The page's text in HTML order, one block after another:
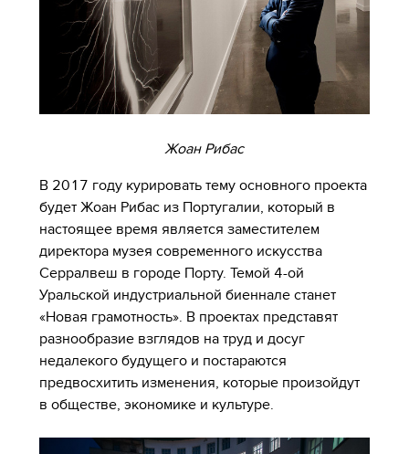
Жоан Рибас
В 2017 году курировать тему основного проекта
будет Жоан Рибас из Португалии, который в
настоящее время является заместителем
директора музея современного искусства
Серралвеш в городе Порту. Темой 4-ой
Уральской индустриальной биеннале станет
«Новая грамотность». В проектах представят
разнообразие взглядов на труд и досуг
недалекого будущего и постараются
предвосхитить изменения, которые произойдут
в обществе, экономике и культуре.